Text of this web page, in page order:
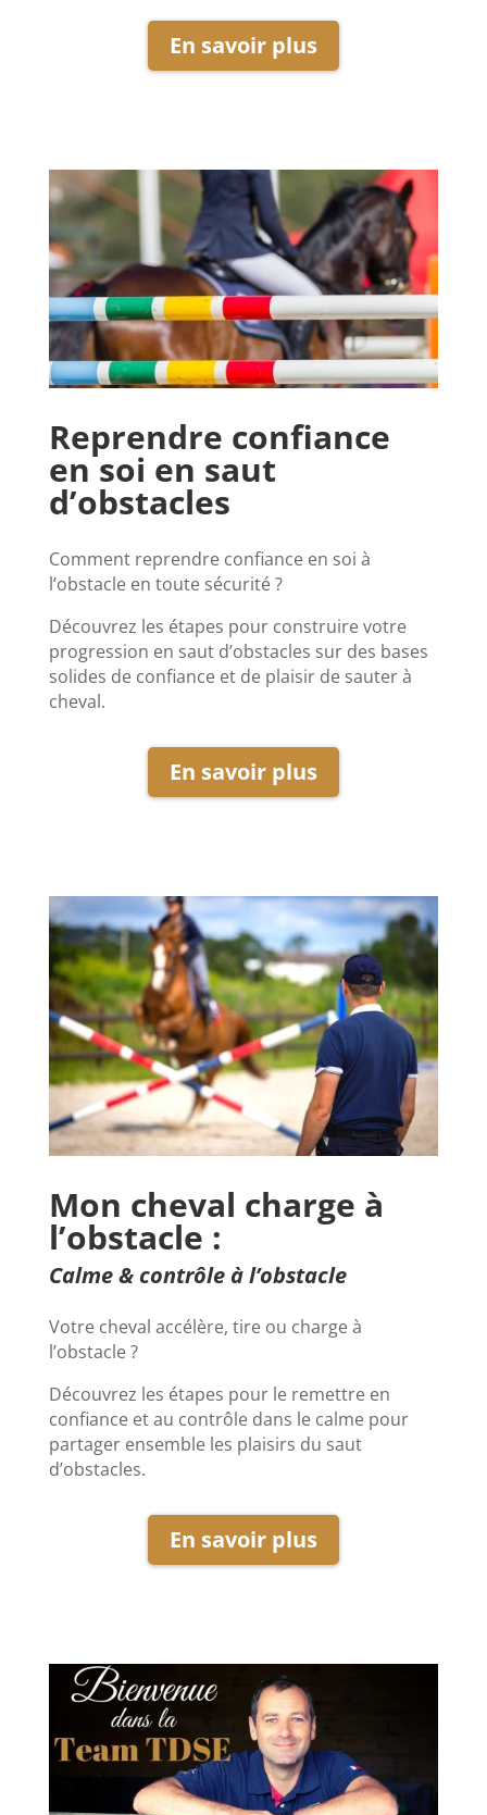
En savoir plus
Reprendre confiance
en soi en saut
d’obstacles
Comment reprendre confiance en soi à
l’obstacle en toute sécurité ?
Découvrez les étapes pour construire votre
progression en saut d’obstacles sur des bases
solides de confiance et de plaisir de sauter à
cheval.
En savoir plus
Mon cheval charge à
l’obstacle :
Calme & contrôle à l’obstacle
Votre cheval accélère, tire ou charge à
l’obstacle ?
Découvrez les étapes pour le remettre en
confiance et au contrôle dans le calme pour
partager ensemble les plaisirs du saut
d’obstacles.
En savoir plus